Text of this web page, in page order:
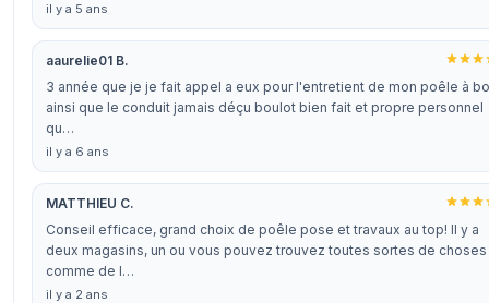
il y a 5 ans
aaurelie01 B.
3 année que je je fait appel a eux pour l'entretient de mon poêle à
ainsi que le conduit jamais déçu boulot bien fait et propre personnel
qu…
il y a 6 ans
MATTHIEU C.
Conseil efficace, grand choix de poêle pose et travaux au top! Il y a
deux magasins, un ou vous pouvez trouvez toutes sortes de choses
comme de l…
il y a 2 ans